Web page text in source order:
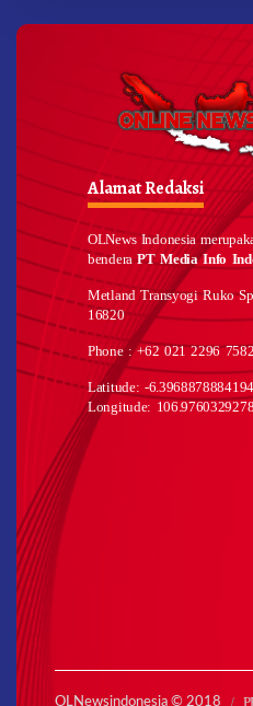
Alamat Redaksi
OLNews Indonesia
benderaPT Media Info
Metland Transyogi Ruko
16820
Phone : +62 021 2296
Latitude: -
Longitude:
OLNewsindonesia © 2018